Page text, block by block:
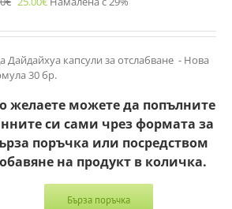
Дайдайхуа капсули за отслабване - Нова
30 бр.
желаете можете да попълните
си сами чрез формата за
поръчка или посредством
на продукт в количка.
Бърза поръчка